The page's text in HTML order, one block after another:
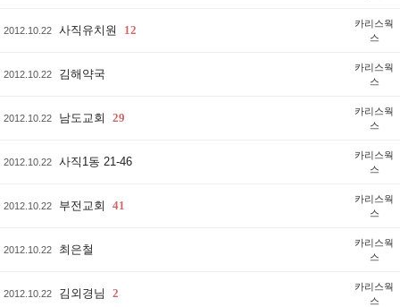
2012.10.22 사직유치원 12
카리스웍
스
2012.10.22 김해약국
카리스웍
스
2012.10.22 남도교회 29
카리스웍
스
2012.10.22 사직1동 21-46
카리스웍
스
2012.10.22 부전교회 41
카리스웍
스
2012.10.22 최은철
카리스웍
스
2012.10.22 김외경님 2
카리스웍
스